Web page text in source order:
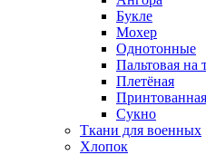
Букле
Мохер
Однотонные
Пальтовая на
Плетёная
Принтованная
Сукно
Ткани для военных
Хлопок